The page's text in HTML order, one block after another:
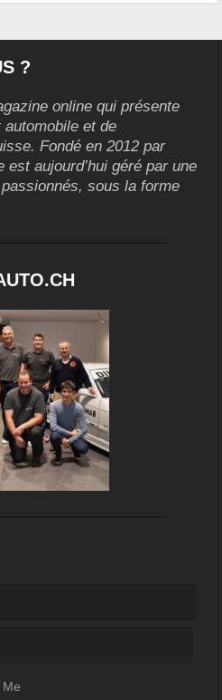
?
online qui présente
automobile et de
Fondé en 2012 par
aujourd’hui géré par une
sous la forme